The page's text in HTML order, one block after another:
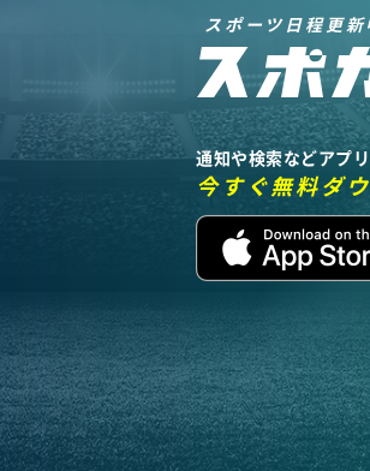
スポーツ日程更新
通知や検索などアプ
今すぐ無料ダ